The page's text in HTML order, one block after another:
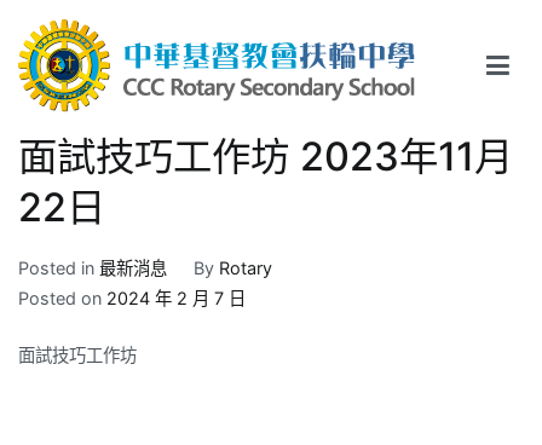
content
中華基督教會扶輪中學
面試技巧工作坊 2023年11月
22日
Posted in 最新消息 By Rotary
Posted on 2024 年 2 月 7 日
面試技巧工作坊